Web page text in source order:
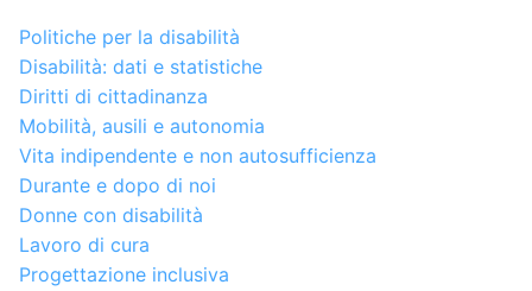
Politiche per la disabilità
Disabilità: dati e statistiche
Diritti di cittadinanza
Mobilità, ausili e autonomia
Vita indipendente e non autosufficienza
Durante e dopo di noi
Donne con disabilità
Lavoro di cura
Progettazione inclusiva